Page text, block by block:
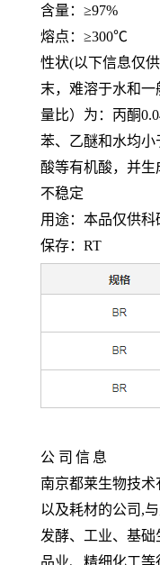
含量： ≥97%
熔点： ≥300℃
性状(以下信息仅
末，难溶于水和
量比）为：丙酮
苯、乙醚和水均小
酸等有机酸，并
不稳定
用途：本品仅供科
保存： RT
公 司 信 息
南京都莱生物技术
以及耗材的公司,
发酵、工业、基